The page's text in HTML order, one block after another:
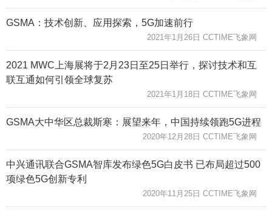
GSMA：技术创新、应用探索，5G加速前行
2021年1月26日 CCTIME飞象网
2021 MWC上海展将于2月23日至25日举行，探讨技术和互
联互通如何引领全球复苏
2021年1月18日 CCTIME飞象网
GSMA大中华区总裁斯寒：展望来年，中国持续领跑5G进程
2020年12月28日 CCTIME飞象网
中兴通讯联合GSMA智库发布绿色5G白皮书 已布局超过500
项绿色5G创新专利
2020年11月25日 CCTIME飞象网